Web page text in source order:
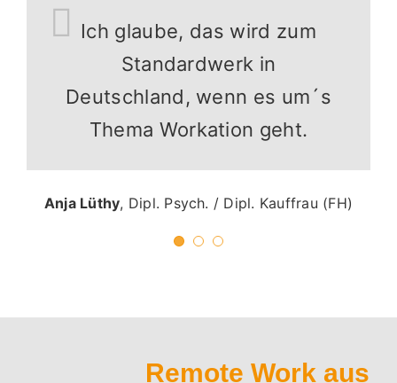
Ich glaube, das wird zum
Standardwerk in
Deutschland, wenn es um´s
Thema Workation geht.
Anja Lüthy, Dipl. Psych. / Dipl. Kauffrau (FH)
Ich meine, Stefan Dietz hat
das neue Standardwerk zur
#Workation geschrieben. Er
lockt mit vielen bunten
Details ein.
Das Buch, wenn man mehr zu
Workation wissen will!
Smaro Sideri Arbeitsrechtlerin; Podcast Host
Remote Work aus